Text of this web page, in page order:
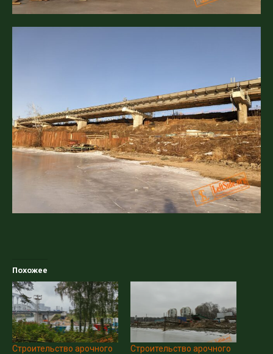
Похожее
Строительство арочного
Строительство арочного